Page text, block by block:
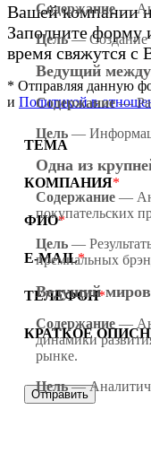
Вашей компании
Заполните форму
время свяжутся с
* Отправляя данную
и Политикой в
ТЕМА
КОМПАНИЯ*
ФИО*
E-MAIL*
ТЕЛЕФОН*
КРАТКОЕ
Содержание—
Цель— Создание
Ведущий
Содержание—
Цель —
Одна из
Содержание —
покупательских
Цель —
премиальных
Ведущий
Содержание —
динамики
рынке.
Цель—